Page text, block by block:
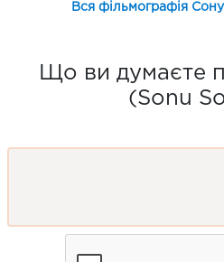
Вся фільмографія
Що ви думаєте
(Sonu